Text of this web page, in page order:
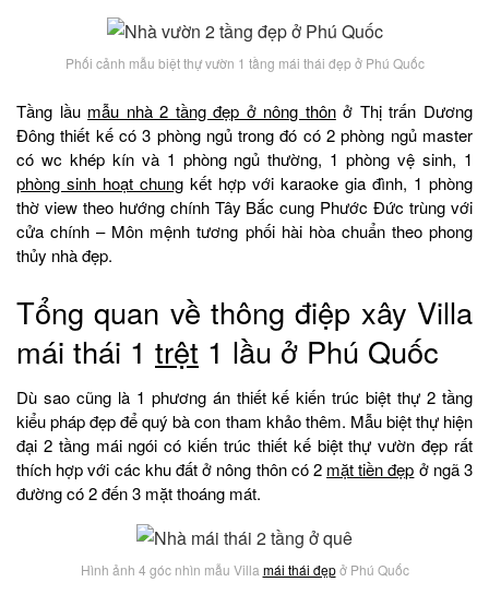
Phối cảnh mẫu biệt thự vườn 1 tầng mái thái đẹp ở Phú Quốc
Tầng lầu mẫu nhà 2 tầng đẹp ở nông thônở Thị trấn Dương
Đông thiết kế có 3 phòng ngủ trong đó có 2 phòng ngủ master
có wc khép kín và 1 phòng ngủ thường, 1 phòng vệ sinh, 1
phòng sinh hoạt chung kết hợp với karaoke gia đình, 1 phòng
thờ view theo hướng chính Tây Bắc cung Phước Đức trùng với
cửa chính – Môn mệnh tương phối hài hòa chuẩn theo phong
thủy nhà đẹp.
Tổng quan về thông điệp xây Villa
mái thái 1 trệt 1 lầu ở Phú Quốc
Dù sao cũng là 1 phương án thiết kế kiến trúc biệt thự 2 tầng
kiểu pháp đẹp để quý bà con tham khảo thêm. Mẫu biệt thự hiện
đại 2 tầng mái ngói có kiến trúc thiết kế biệt thự vườn đẹp rất
thích hợp với các khu đất ở nông thôn có 2 mặt tiền đẹp ở ngã 3
đường có 2 đến 3 mặt thoáng mát.
Hình ảnh 4 góc nhìn mẫu Villa mái thái đẹpở Phú Quốc